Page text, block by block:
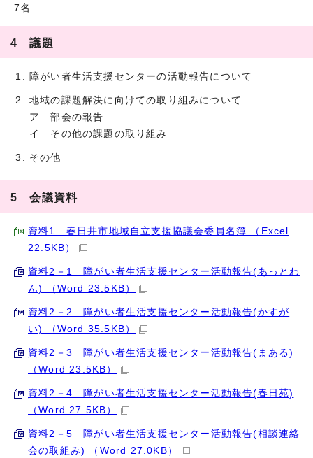
7名
4 議題
障がい者生活支援センターの活動報告について
地域の課題解決に向けての取り組みについて
ア 部会の報告
イ その他の課題の取り組み
その他
5 会議資料
資料1 春日井市地域自立支援協議会委員名簿 （Excel
22.5KB）
資料2－1 障がい者生活支援センター活動報告(あっとわ
ん) （Word 23.5KB）
資料2－2 障がい者生活支援センター活動報告(かすが
い) （Word 35.5KB）
資料2－3 障がい者生活支援センター活動報告(まある)
（Word 23.5KB）
資料2－4 障がい者生活支援センター活動報告(春日苑)
（Word 27.5KB）
資料2－5 障がい者生活支援センター活動報告(相談連絡
会の取組み) （Word 27.0KB）